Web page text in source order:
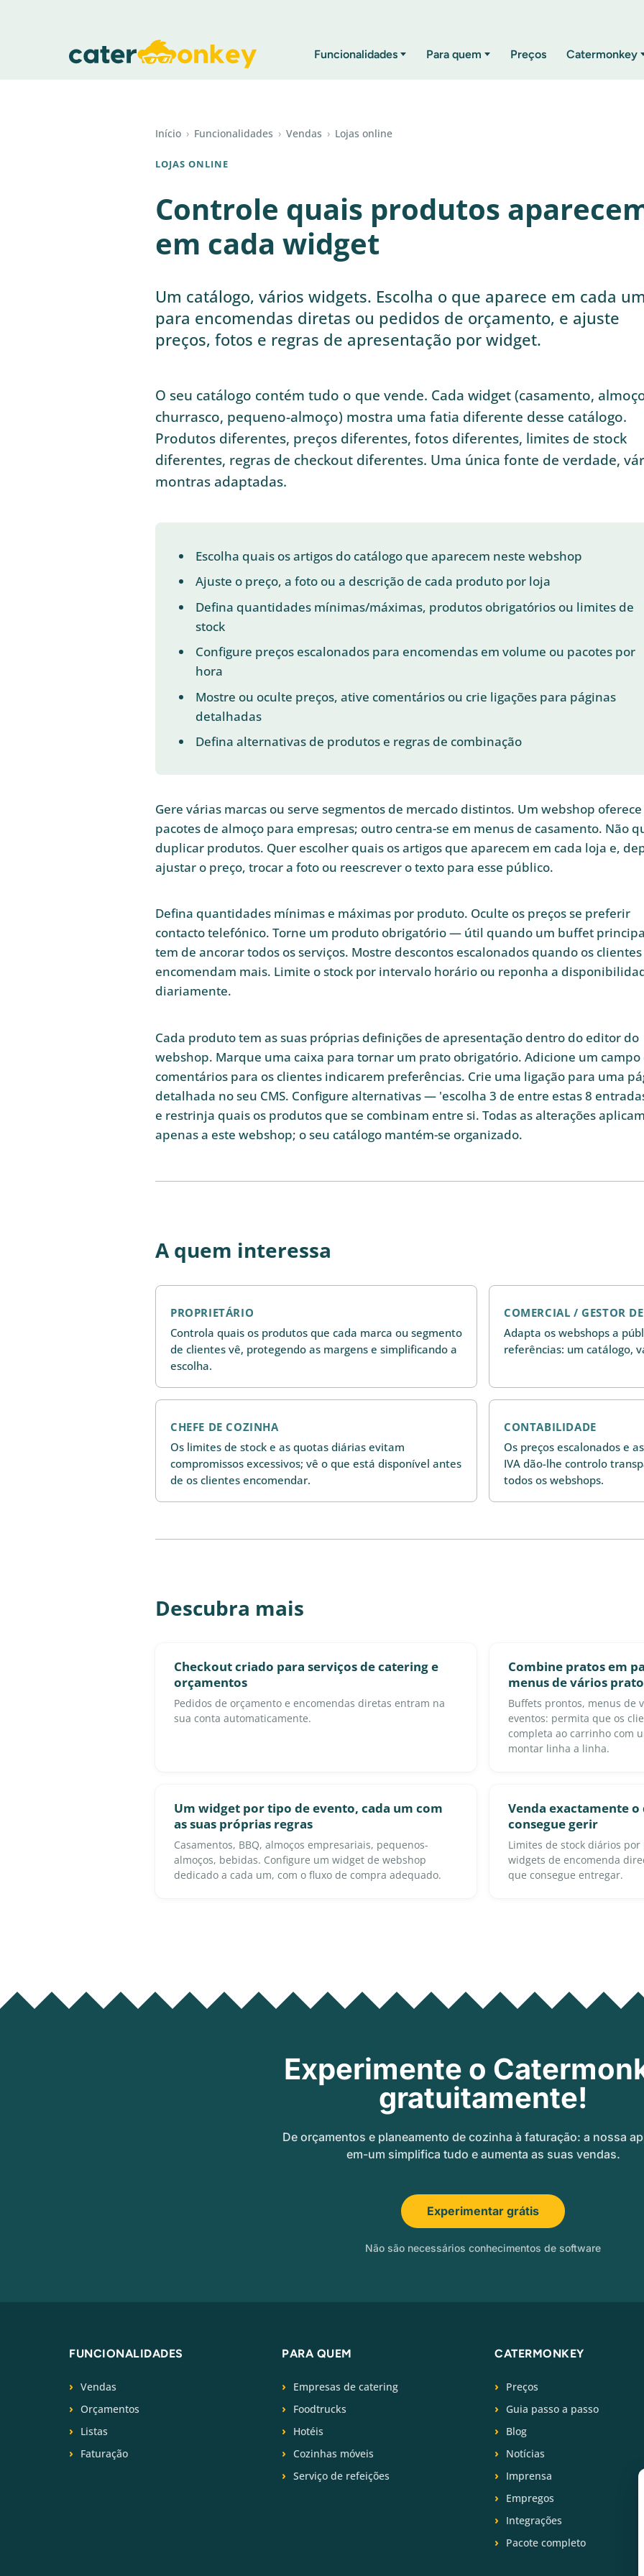
Funcionalidades Para quem Preços Catermonkey
Início › Funcionalidades › Vendas › Lojas online
LOJAS ONLINE
Controle quais produtos
em cada widget
Um catálogo, vários widgets. Escolha o que aparece em cada
para encomendas diretas ou pedidos de orçamento, e ajuste
preços, fotos e regras de apresentação por widget.
O seu catálogo contém tudo o que vende. Cada widget (casamento,
churrasco, pequeno-almoço) mostra uma fatia diferente desse catálogo.
Produtos diferentes, preços diferentes, fotos diferentes, limites de stock
diferentes, regras de checkout diferentes. Uma única fonte de verdade,
montras adaptadas.
Escolha quais os artigos do catálogo que aparecem neste webshop
Ajuste o preço, a foto ou a descrição de cada produto por loja
Defina quantidades mínimas/máximas, produtos obrigatórios ou limites de
stock
Configure preços escalonados para encomendas em volume ou pacotes por
hora
Mostre ou oculte preços, ative comentários ou crie ligações para páginas
detalhadas
Defina alternativas de produtos e regras de combinação
Gere várias marcas ou serve segmentos de mercado distintos. Um webshop oferece
pacotes de almoço para empresas; outro centra-se em menus de casamento. Não
duplicar produtos. Quer escolher quais os artigos que aparecem em cada loja e,
ajustar o preço, trocar a foto ou reescrever o texto para esse público.
Defina quantidades mínimas e máximas por produto. Oculte os preços se preferir
contacto telefónico. Torne um produto obrigatório — útil quando um buffet
tem de ancorar todos os serviços. Mostre descontos escalonados quando os clientes
encomendam mais. Limite o stock por intervalo horário ou reponha a
diariamente.
Cada produto tem as suas próprias definições de apresentação dentro do editor do
webshop. Marque uma caixa para tornar um prato obrigatório. Adicione um campo
comentários para os clientes indicarem preferências. Crie uma ligação para uma
detalhada no seu CMS. Configure alternativas — 'escolha 3 de entre estas 8
e restrinja quais os produtos que se combinam entre si. Todas as alterações
apenas a este webshop; o seu catálogo mantém-se organizado.
A quem interessa
PROPRIETÁRIO
Controla quais os produtos que cada marca ou segmento
de clientes vê, protegendo as margens e simplificando a
escolha.
COMERCIAL / GESTOR
Adapta os webshops a
referências: um catálogo,
CHEFE DE COZINHA
Os limites de stock e as quotas diárias evitam
compromissos excessivos; vê o que está disponível antes
de os clientes encomendar.
CONTABILIDADE
Os preços escalonados e
IVA dão-lhe controlo
todos os webshops.
Descubra mais
Checkout criado para serviços de catering e
orçamentos
Pedidos de orçamento e encomendas diretas entram na
sua conta automaticamente.
Combine pratos em
menus de vários
Buffets prontos, menus de
eventos: permita que os
completa ao carrinho com
montar linha a linha.
Um widget por tipo de evento, cada um com
as suas próprias regras
Casamentos, BBQ, almoços empresariais, pequenos-
almoços, bebidas. Configure um widget de webshop
dedicado a cada um, com o fluxo de compra adequado.
Venda exactamente o
consegue gerir
Limites de stock diários
widgets de encomenda
que consegue entregar.
Experimente o
gratuitamente!
De orçamentos e planeamento de cozinha à faturação: a nossa
em-um simplifica tudo e aumenta as suas vendas.
Experimentar grátis
Não são necessários conhecimentos de software
FUNCIONALIDADES
Vendas
Orçamentos
Listas
Faturação
PARA QUEM
Empresas de catering
Foodtrucks
Hotéis
Cozinhas móveis
Serviço de refeições
CATERMONKEY
Preços
Guia passo a passo
Blog
Notícias
Imprensa
Empregos
Integrações
Pacote completo